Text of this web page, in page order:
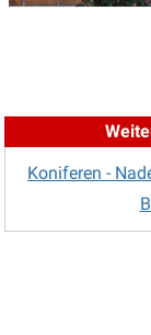
Koniferen -